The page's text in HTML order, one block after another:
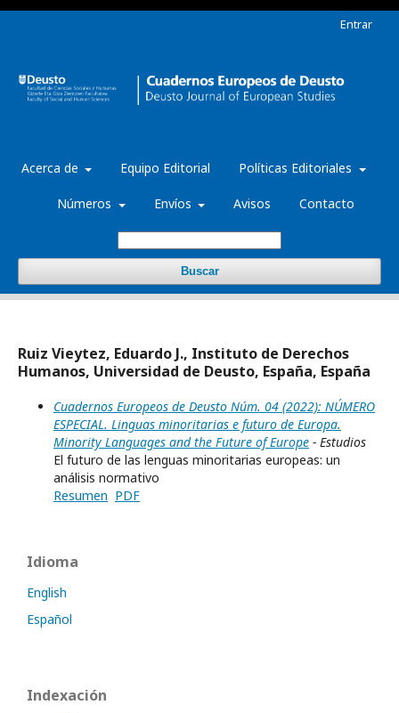
Acerca de Equipo Editorial Políticas Editoriales
Números Envíos Avisos Contacto
Buscar
Entrar
Ruiz Vieytez, Eduardo J., Instituto de Derechos
Humanos, Universidad de Deusto, España, España
Cuadernos Europeos de Deusto Núm. 04 (2022): NÚMERO
ESPECIAL. Linguas minoritarias e futuro de Europa.
Minority Languages and the Future of Europe - Estudios
El futuro de las lenguas minoritarias europeas: un
análisis normativo
Resumen PDF
Idioma
English
Español
Indexación